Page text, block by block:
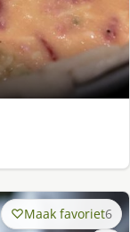
Maak favoriet6